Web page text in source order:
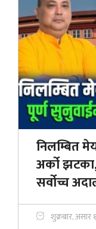
निलम्बित
अर्को
सर्वोच्च
शुक्रबार, असार